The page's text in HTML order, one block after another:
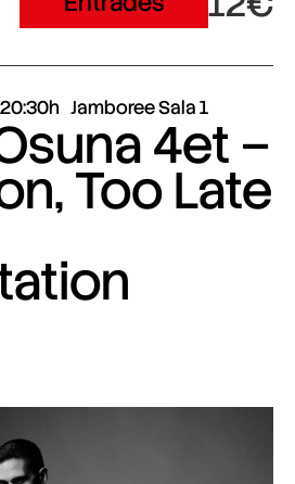
20:30h Jamboree Sala 1
4et –
Too Late